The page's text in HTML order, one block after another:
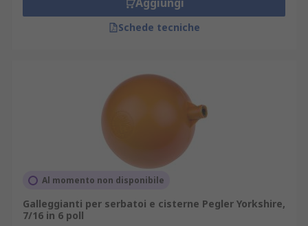
Schede tecniche
Al momento non disponibile
Galleggianti per serbatoi e cisterne Pegler Yorkshire,
7/16 in 6 poll